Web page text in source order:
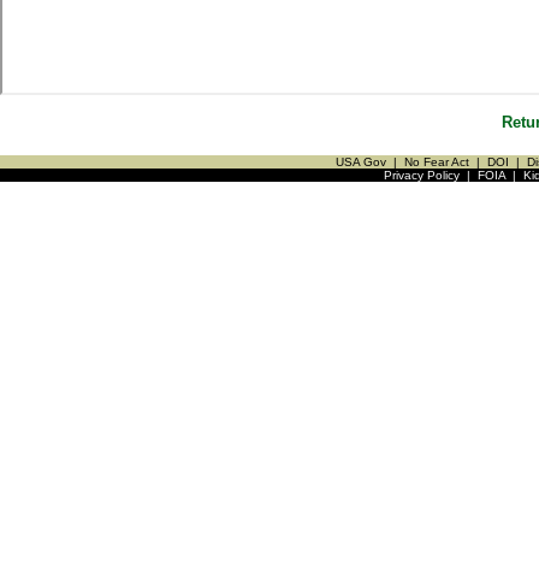
USA Gov | No Fear Act | DOI |
Privacy Policy| FOIA|